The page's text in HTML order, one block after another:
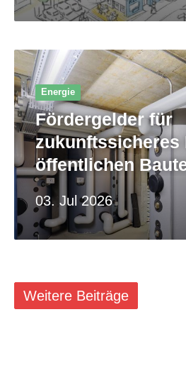
03. Jul 2026
Energie
Fördergelder für
zukunftssicheres
öffentlichen
Weitere Beiträge